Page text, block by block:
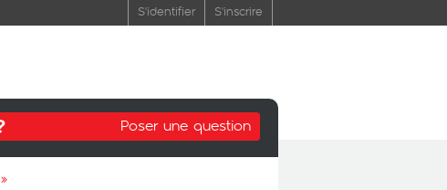
S'identifier S'inscrire
Poser une question
»